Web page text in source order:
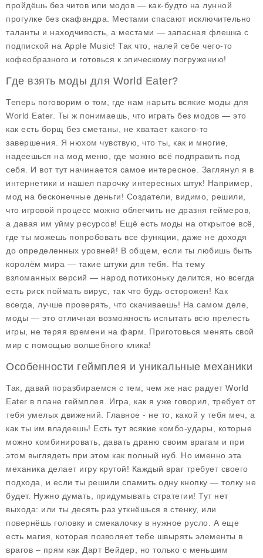
пройдёшь без читов или модов — как-будто на лунной
прогулке без скафандра. Местами спасают исключительно
таланты и находчивость, а местами — запасная флешка с
подпиской на Apple Music! Так что, налей себе чего-то
кофеобразного и готовься к эпическому погружению!
Где взять моды для World Eater?
Теперь поговорим о том, где нам нарыть всякие моды для
World Eater. Ты ж понимаешь, что играть без модов — это
как есть борщ без сметаны, не хватает какого-то
завершения. Я нюхом чувствую, что ты, как и многие,
надеешься на мод меню , где можно всё подправить под
себя. И вот тут начинается самое интересное. Заглянул я в
интернетики и нашел парочку интересных штук! Например,
мод на бесконечные деньги! Создатели, видимо, решили,
что игровой процесс можно облегчить не дразня геймеров,
а давая им уйму ресурсов! Ещё есть моды на открытое всё
где ты можешь попробовать все функции, даже не доходя
до определенных уровней! В общем, если ты любишь быть
королём мира — такие штуки для тебя. На тему
взломанных версий — народ потихоньку делится, но всегда
есть риск поймать вирус, так что будь осторожен! Как
всегда, лучше проверять, что скачиваешь! На самом деле,
моды — это отличная возможность испытать всю прелесть
игры, не теряя времени на фарм. Приготовься менять свой
мир с помощью волшебного клика!
Особенности геймплея и уникальные механики
Так, давай поразбираемся с тем, чем же нас радует World
Eater в плане геймплея. Игра, как я уже говорил, требует от
тебя умелых движений. Главное - не то, какой у тебя меч, а
как ты им владеешь! Есть тут всякие комбо-удары, которые
можно комбинировать, давать драню своим врагам и при
этом выглядеть при этом как полный нуб. Но именно эта
механика делает игру крутой! Каждый враг требует своего
подхода, и если ты решили спамить одну кнопку — толку не
будет. Нужно думать, придумывать стратегии! Тут нет
выхода: или ты десять раз уткнёшься в стенку, или
повернёшь головку и смекалочку в нужное русло. А еще
есть магия, которая позволяет тебе швырять элементы в
врагов – прям как Дарт Вейдер, но только с меньшим